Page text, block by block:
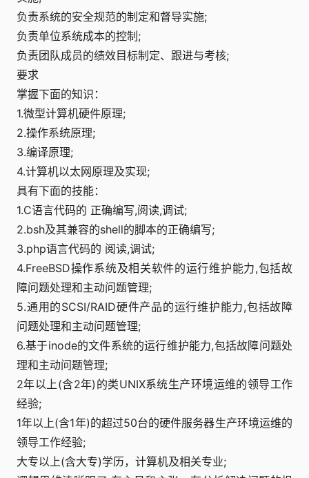
负责系统的安全规范的制定和督导实施;
负责单位系统成本的控制;
负责团队成员的绩效目标制定、跟进与考核;
要求
掌握下面的知识：
1.微型计算机硬件原理;
2.操作系统原理;
3.编译原理;
4.计算机以太网原理及实现;
具有下面的技能：
1.C语言代码的 正确编写,阅读,调试;
2.bsh及其兼容的shell的脚本的正确编写;
3.php语言代码的 阅读,调试;
4.FreeBSD操作系统及相关软件的运行维护能力,包括故
障问题处理和主动问题管理;
5.通用的SCSI/RAID硬件产品的运行维护能力,包括故障
问题处理和主动问题管理;
6.基于inode的文件系统的运行维护能力,包括故障问题处
理和主动问题管理;
2年以上(含2年)的类UNIX系统生产环境运维的领导工作
经验;
1年以上(含1年)的超过50台的硬件服务器生产环境运维的
领导工作经验;
大专以上(含大专)学历，计算机及相关专业;